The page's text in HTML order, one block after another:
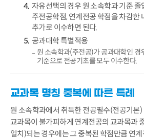
자유선택의 경우 원 소속학과 기준
주전공학점, 연계전공 학점을 차감한
추가로 이수하면 된다.
공과대학 특별적용
원 소속학과(주전공)가 공과대학인 경
기준으로 전공기초를 모두 이수한다.
교과목 명칭 중복에 따른 특례
원 소속학과에서 취득한 전공필수(전공기본
교과목이 불가피하게 연계전공의 교과목과
일치)되는 경우에는 그 중복된 학점만큼 연